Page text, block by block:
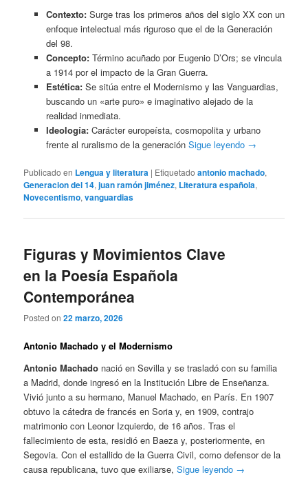
Contexto:Surge tras los primeros años del siglo XX con un
enfoque intelectual más riguroso que el de la Generación
del 98.
Concepto:Término acuñado por Eugenio D’Ors; se vincula
a 1914 por el impacto de la Gran Guerra.
Estética:Se sitúa entre el Modernismo y las Vanguardias,
buscando un «arte puro» e imaginativo alejado de la
realidad inmediata.
Ideología:Carácter europeísta, cosmopolita y urbano
frente al ruralismo de la generación Sigue leyendo →
Publicado en Lengua y literatura | Etiquetado antonio machado,
Generacion del 14,juan ramón jiménez, Literatura española,
Novecentismo,vanguardias
Figuras y Movimientos Clave
en la Poesía Española
Contemporánea
Posted on22 marzo, 2026
Antonio Machado y el Modernismo
Antonio Machado nació en Sevilla y se trasladó con su familia
a Madrid, donde ingresó en la Institución Libre de Enseñanza.
Vivió junto a su hermano, Manuel Machado, en París. En 1907
obtuvo la cátedra de francés en Soria y, en 1909, contrajo
matrimonio con Leonor Izquierdo, de 16 años. Tras el
fallecimiento de esta, residió en Baeza y, posteriormente, en
Segovia. Con el estallido de la Guerra Civil, como defensor de la
causa republicana, tuvo que exiliarse,Sigue leyendo →